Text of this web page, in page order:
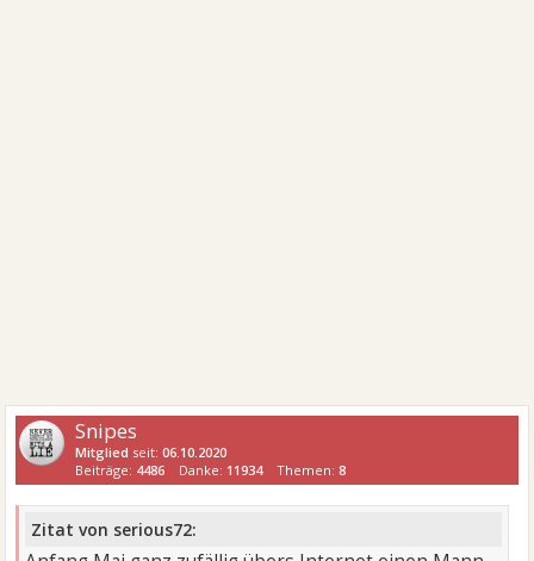
Snipes
Mitglied seit:06.10.2020
Beiträge: 4486 Danke: 11934 Themen:8
Zitat von serious72: